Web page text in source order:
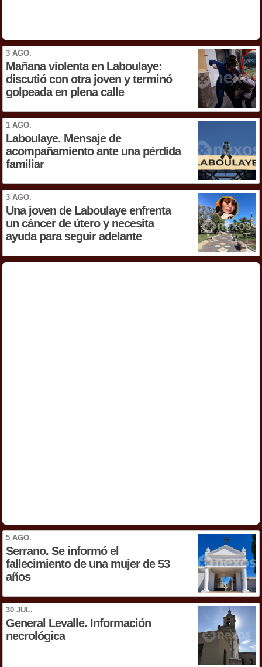
3 AGO.
Mañana violenta en Laboulaye:
discutió con otra joven y terminó
golpeada en plena calle
1 AGO.
Laboulaye. Mensaje de
acompañamiento ante una pérdida
familiar
3 AGO.
Una joven de Laboulaye enfrenta
un cáncer de útero y necesita
ayuda para seguir adelante
5 AGO.
Serrano. Se informó el
fallecimiento de una mujer de 53
años
30 JUL.
General Levalle. Información
necrológica